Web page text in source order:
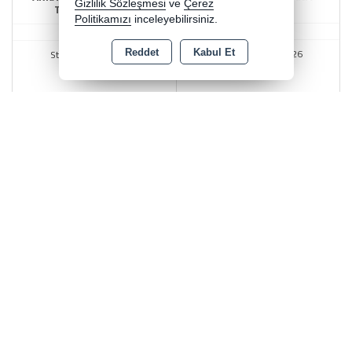
TÜM MODELLER
Stok Kodu : ST05726 Stok Kodu : ST04426
Gizlilik Sözleşmesi ve Çerez
Politikamızı inceleyebilirsiniz.
Reddet Kabul Et